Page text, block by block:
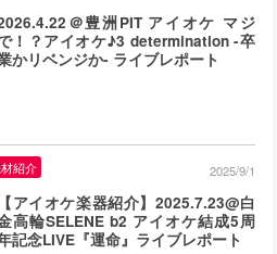
＠豊洲PIT アイオケ マジ
！？アイオケ♪3 determination -卒
かリベンジか- ライブレポート
【アイオケ楽器紹介】2025.7.23@白
高輪SELENE b2 アイオケ結成5周
記念LIVE『運命』ライブレポート
紹介 2025/9/1